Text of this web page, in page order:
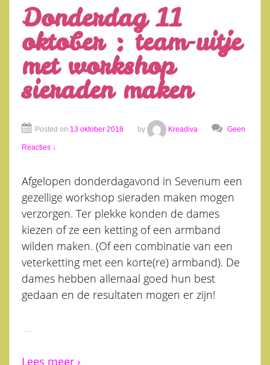
Donderdag 11
oktober : team-uitje
met workshop
sieraden maken
Posted on 13 oktober 2018 by Kreadiva Geen
Reacties ↓
Afgelopen donderdagavond in Sevenum een
gezellige workshop sieraden maken mogen
verzorgen. Ter plekke konden de dames
kiezen of ze een ketting of een armband
wilden maken. (Of een combinatie van een
veterketting met een korte(re) armband). De
dames hebben allemaal goed hun best
gedaan en de resultaten mogen er zijn!
…
Lees meer ›